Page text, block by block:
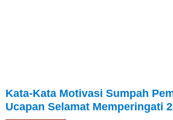
Kata-Kata Motivasi Sumpah
Ucapan Selamat Memperingati